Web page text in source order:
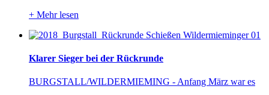
+ Mehr lesen
Klarer Sieger bei der Rückrunde
BURGSTALL/WILDERMIEMING - Anfang März war es